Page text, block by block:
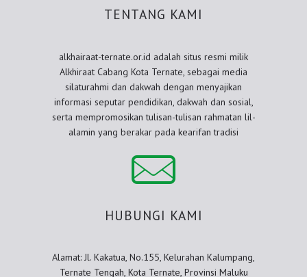
TENTANG KAMI
alkhairaat-ternate.or.id adalah situs resmi milik
Alkhiraat Cabang Kota Ternate, sebagai media
silaturahmi dan dakwah dengan menyajikan
informasi seputar pendidikan, dakwah dan sosial,
serta mempromosikan tulisan-tulisan rahmatan lil-
alamin yang berakar pada kearifan tradisi
HUBUNGI KAMI
Alamat: Jl. Kakatua, No.155, Kelurahan Kalumpang,
Ternate Tengah, Kota Ternate, Provinsi Maluku